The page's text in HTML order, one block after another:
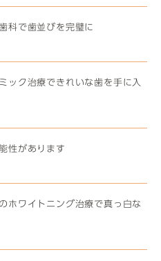
科で歯並びを完璧に
ック治療できれいな歯を手に入
性があります
ホワイトニング治療で真っ白な